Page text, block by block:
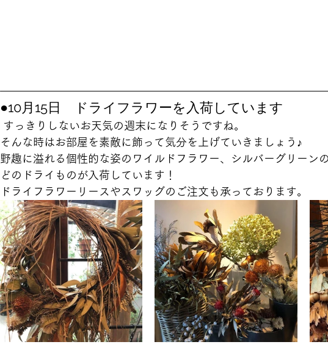
●10月15日　ドライフラワーを入荷しています
すっきりしないお天気の週末になりそうですね。
そんな時はお部屋を素敵に飾って気分を上げていきましょう♪
野趣に溢れる個性的な姿のワイルドフラワー、シルバーグリーン
どのドライものが入荷しています！
ドライフラワーリースやスワッグのご注文も承っております。